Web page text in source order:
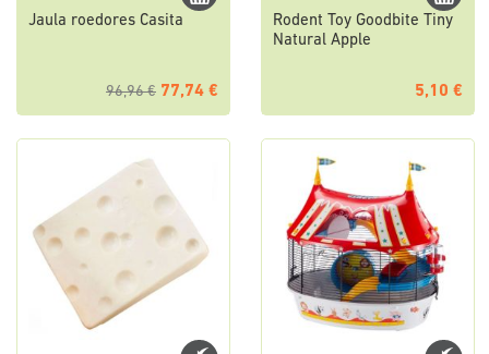
Jaula roedores Casita
96,96 € 77,74 €
Rodent Toy Goodbite Tiny
Natural Apple
5,10 €